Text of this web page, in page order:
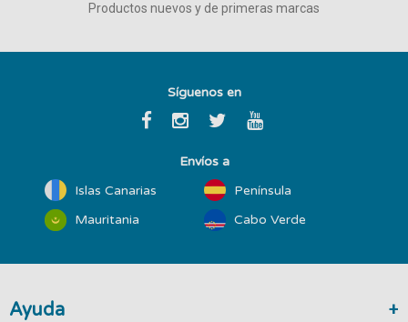
Productos nuevos y de primeras marcas
Síguenos en
Envíos a
Islas Canarias
Península
Mauritania
Cabo Verde
Ayuda